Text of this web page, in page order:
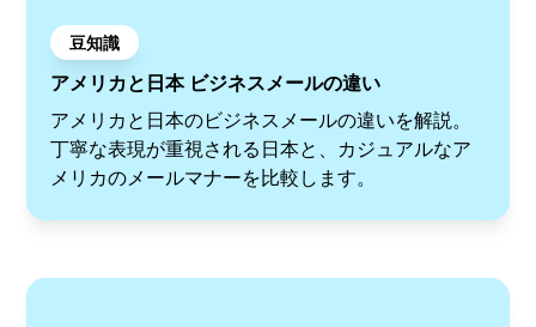
豆知識
アメリカと日本 ビジネスメールの違い
アメリカと日本のビジネスメールの違いを解説。
丁寧な表現が重視される日本と、カジュアルなア
メリカのメールマナーを比較します。